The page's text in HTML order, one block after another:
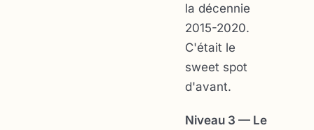
la décennie
2015-2020.
C'était le
sweet spot
d'avant.
Niveau 3 — Le